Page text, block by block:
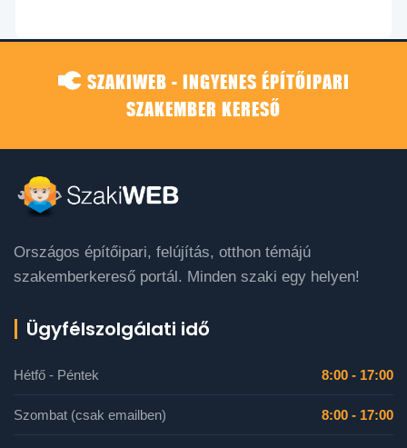
SZAKIWEB - INGYENES ÉPÍTŐIPARI
SZAKEMBER KERESŐ
Országos építőipari, felújítás, otthon témájú
szakemberkereső portál. Minden szaki egy helyen!
Ügyfélszolgálati idő
Hétfő - Péntek 8:00 - 17:00
Szombat (csak emailben) 8:00 - 17:00